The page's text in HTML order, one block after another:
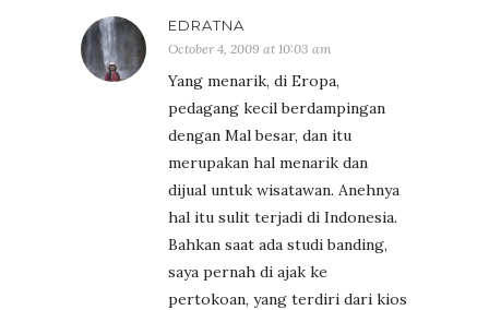
EDRATNA
October 4, 2009 at 10:03 am
Yang menarik, di Eropa,
pedagang kecil berdampingan
dengan Mal besar, dan itu
merupakan hal menarik dan
dijual untuk wisatawan. Anehnya
hal itu sulit terjadi di Indonesia.
Bahkan saat ada studi banding,
saya pernah di ajak ke
pertokoan, yang terdiri dari kios